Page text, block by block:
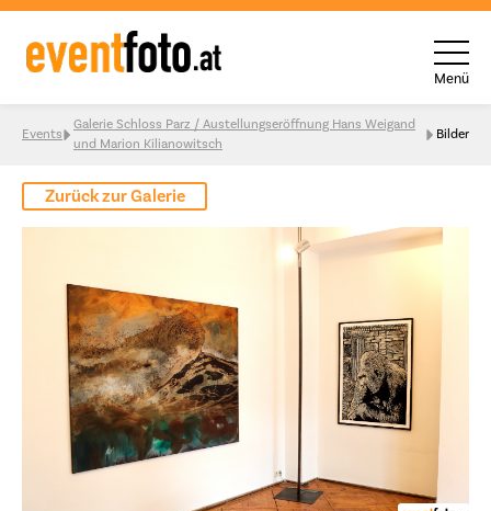
Skip to content
Menü
Events
Galerie Schloss Parz / Austellungseröffnung Hans Weigand
und Marion Kilianowitsch
Bilder
Zurück zur Galerie